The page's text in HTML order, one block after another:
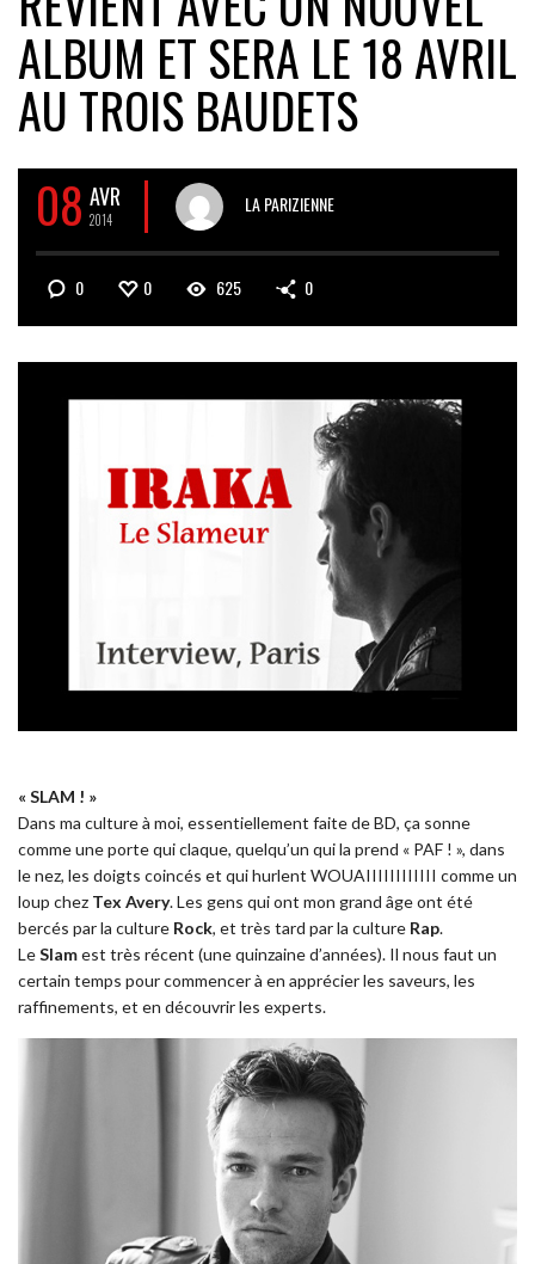
ALBUM ET SERA LE 18 AVRIL
AU TROIS BAUDETS
08 AVR
2014
LA PARIZIENNE
0 0 625 0
« SLAM ! »
Dans ma culture à moi, essentiellement faite de BD, ça sonne
comme une porte qui claque, quelqu’un qui la prend « PAF ! », dans
le nez, les doigts coincés et qui hurlent WOUAIIIIIIIIIIII comme un
loup chez Tex Avery. Les gens qui ont mon grand âge ont été
bercés par la culture Rock, et très tard par la culture Rap.
LeSlamest très récent (une quinzaine d’années). Il nous faut un
certain temps pour commencer à en apprécier les saveurs, les
raffinements, et en découvrir les experts.